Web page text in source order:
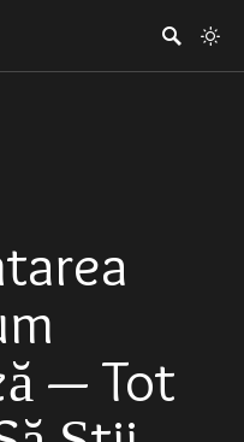
— Tot